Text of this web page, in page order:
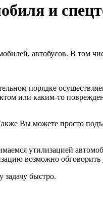
и
автобусов. В том
порядке
или каким-то
Вы можете просто
утилизацией
возможно обговорить
быстро.